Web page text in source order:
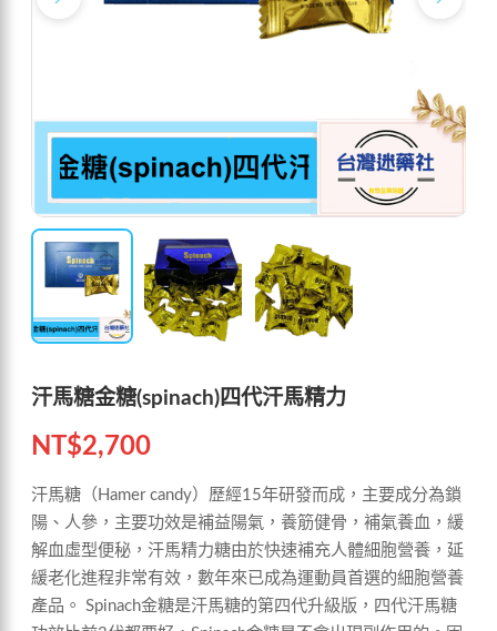
汗馬糖金糖(spinach)四代汗馬精力
NT$2,700
汗馬糖（Hamer candy）歷經15年研發而成，主要成分為鎖
陽、人參，主要功效是補益陽氣，養筋健骨，補氣養血，緩
解血虛型便秘，汗馬精力糖由於快速補充人體細胞營養，延
緩老化進程非常有效，數年來已成為運動員首選的細胞營養
產品。 Spinach金糖是汗馬糖的第四代升級版，四代汗馬糖